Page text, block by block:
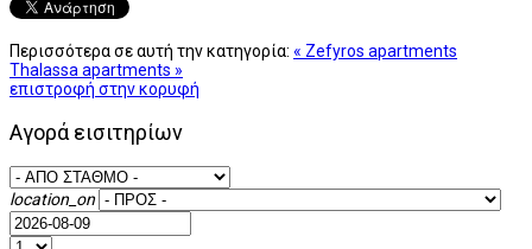
Περισσότερα σε αυτή την κατηγορία: « Zefyros apartments
Thalassa apartments »
επιστροφή στην κορυφή
Αγορά εισιτηρίων
location_on